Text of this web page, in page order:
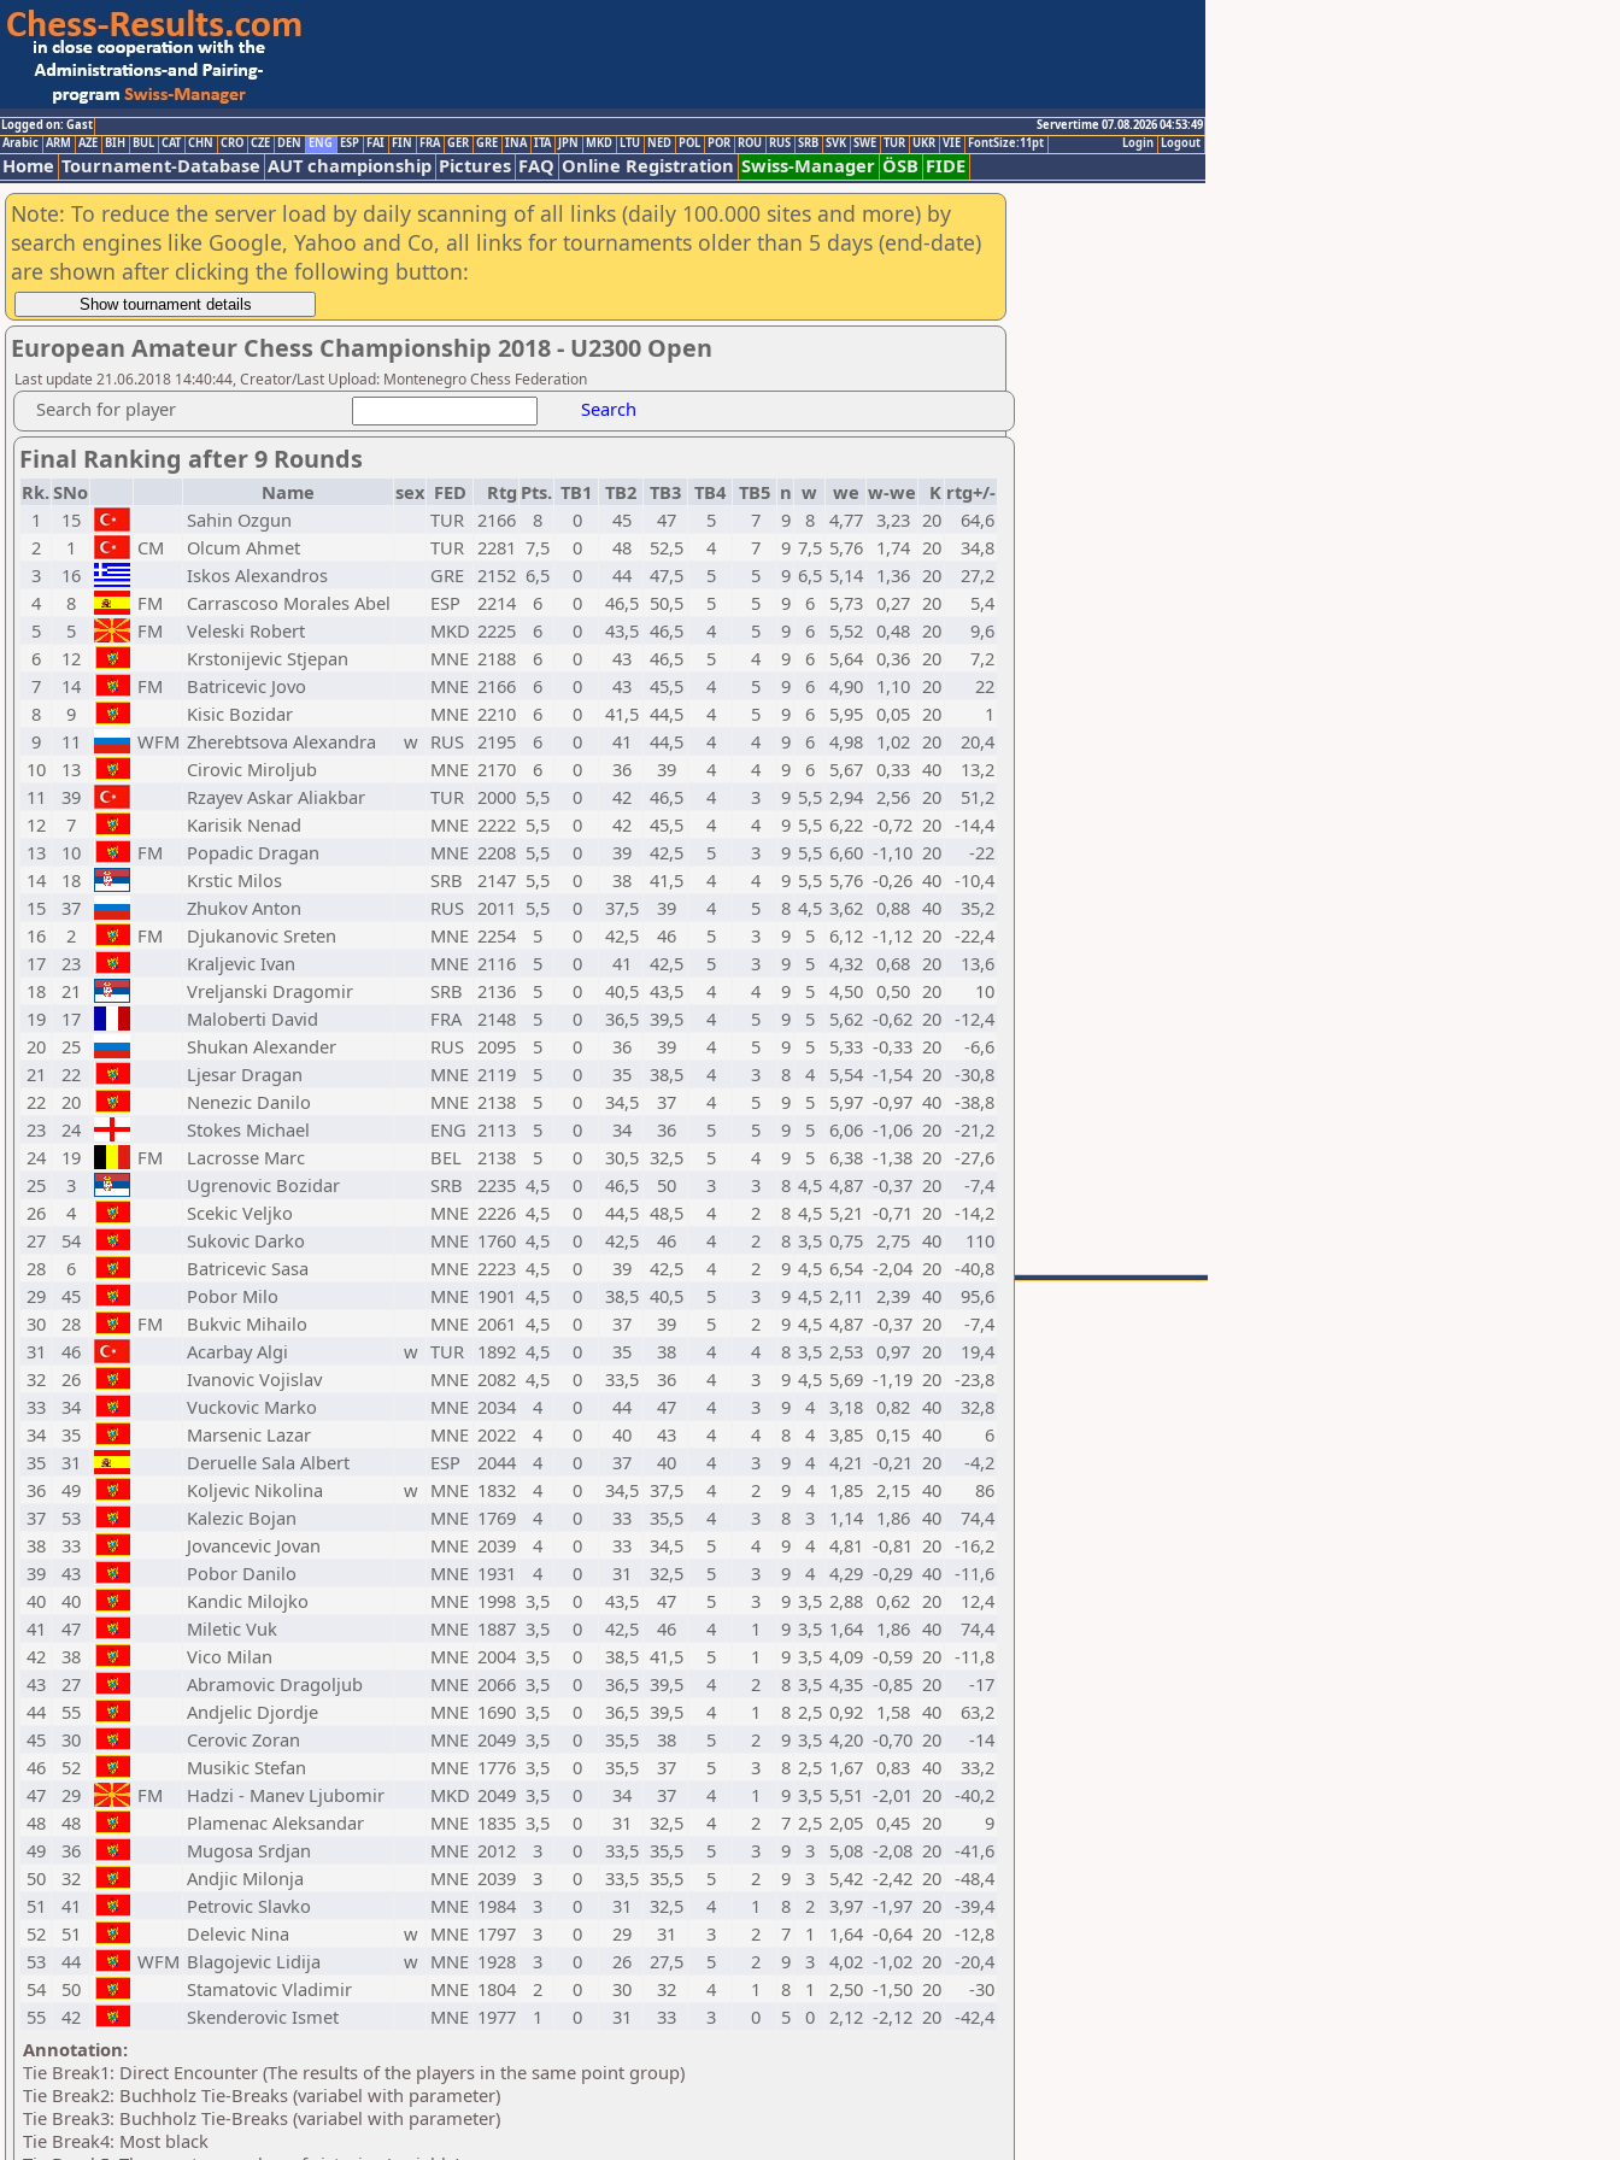
Logged on: Gast
Servertime 07.08.2026 04:53:49
Logout
Login
Arabic ARM AZE BIH BUL CAT CHN CRO CZE DEN ENG ESP FAI FIN FRA GER GRE INA ITA JPN MKD LTU NED POL POR ROU RUS SRB SVK SWE TUR UKR VIE FontSize:11pt
Home Tournament-Database AUT championship Pictures FAQ Online Registration Swiss-Manager ÖSB FIDE
Note: To reduce the server load by daily scanning of all links (daily 100.000 sites and more) by
search engines like Google, Yahoo and Co, all links for tournaments older than 5 days (end-date)
are shown after clicking the following button:
European Amateur Chess Championship 2018 - U2300 Open
Last update 21.06.2018 14:40:44, Creator/Last Upload: Montenegro Chess Federation
Search for player Search
Final Ranking after 9 Rounds
Rk.SNo Name sex FED Rtg Pts. TB1 TB2 TB3 TB4 TB5 n w we w-we K rtg+/-
1
15 Sahin Ozgun TUR 2166 8 0 45 47 5 7 9 8 4,77 3,23 20
64,6
2
1 CM Olcum Ahmet TUR 2281 7,5 0 48 52,5 4 7 9 7,5 5,76 1,74 20
34,8
3
16 Iskos Alexandros GRE 2152 6,5 0 44 47,5 5 5 9 6,5 5,14 1,36 20
27,2
4
8 FM Carrascoso Morales Abel ESP 2214 6 0 46,5 50,5 5 5 9 6 5,73 0,27 20
5,4
5
5 FM Veleski Robert MKD 2225 6 0 43,5 46,5 4 5 9 6 5,52 0,48 20
9,6
6
12 Krstonijevic Stjepan MNE 2188 6 0 43 46,5 5 4 9 6 5,64 0,36 20
7,2
7
14 FM Batricevic Jovo MNE 2166 6 0 43 45,5 4 5 9 6 4,90 1,10 20
22
8
9 Kisic Bozidar MNE 2210 6 0 41,5 44,5 4 5 9 6 5,95 0,05 20
1
9
11 WFM Zherebtsova Alexandra w RUS 2195 6 0 41 44,5 4 4 9 6 4,98 1,02 20
20,4
10
13 Cirovic Miroljub MNE 2170 6 0 36 39 4 4 9 6 5,67 0,33 40
13,2
11
39 Rzayev Askar Aliakbar TUR 2000 5,5 0 42 46,5 4 3 9 5,5 2,94 2,56 20
51,2
12
7 Karisik Nenad MNE 2222 5,5 0 42 45,5 4 4 9 5,5 6,22 -0,72 20 -14,4
13
10 FM Popadic Dragan MNE 2208 5,5 0 39 42,5 5 3 9 5,5 6,60 -1,10 20
-22
14
18 Krstic Milos SRB 2147 5,5 0 38 41,5 4 4 9 5,5 5,76 -0,26 40 -10,4
15
37 Zhukov Anton RUS 2011 5,5 0 37,5 39 4 5 8 4,5 3,62 0,88 40
35,2
16
2 FM Djukanovic Sreten MNE 2254 5 0 42,5 46 5 3 9 5 6,12 -1,12 20 -22,4
17
23 Kraljevic Ivan MNE 2116 5 0 41 42,5 5 3 9 5 4,32 0,68 20
13,6
18
21 Vreljanski Dragomir SRB 2136 5 0 40,5 43,5 4 4 9 5 4,50 0,50 20
10
19
17 Maloberti David FRA 2148 5 0 36,5 39,5 4 5 9 5 5,62 -0,62 20 -12,4
20
25 Shukan Alexander RUS 2095 5 0 36 39 4 5 9 5 5,33 -0,33 20
-6,6
21
22 Ljesar Dragan MNE 2119 5 0 35 38,5 4 3 8 4 5,54 -1,54 20 -30,8
22
20 Nenezic Danilo MNE 2138 5 0 34,5 37 4 5 9 5 5,97 -0,97 40 -38,8
23
24 Stokes Michael ENG 2113 5 0 34 36 5 5 9 5 6,06 -1,06 20 -21,2
24
19 FM Lacrosse Marc BEL 2138 5 0 30,5 32,5 5 4 9 5 6,38 -1,38 20 -27,6
25
3 Ugrenovic Bozidar SRB 2235 4,5 0 46,5 50 3 3 8 4,5 4,87 -0,37 20
-7,4
26
4 Scekic Veljko MNE 2226 4,5 0 44,5 48,5 4 2 8 4,5 5,21 -0,71 20 -14,2
27
54 Sukovic Darko MNE 1760 4,5 0 42,5 46 4 2 8 3,5 0,75 2,75 40
110
28
6 Batricevic Sasa MNE 2223 4,5 0 39 42,5 4 2 9 4,5 6,54 -2,04 20 -40,8
29
45 Pobor Milo MNE 1901 4,5 0 38,5 40,5 5 3 9 4,5 2,11 2,39 40
95,6
30
28 FM Bukvic Mihailo MNE 2061 4,5 0 37 39 5 2 9 4,5 4,87 -0,37 20
-7,4
31
46 Acarbay Algi w TUR 1892 4,5 0 35 38 4 4 8 3,5 2,53 0,97 20
19,4
32
26 Ivanovic Vojislav MNE 2082 4,5 0 33,5 36 4 3 9 4,5 5,69 -1,19 20 -23,8
33
34 Vuckovic Marko MNE 2034 4 0 44 47 4 3 9 4 3,18 0,82 40
32,8
34
35 Marsenic Lazar MNE 2022 4 0 40 43 4 4 8 4 3,85 0,15 40
6
35
31 Deruelle Sala Albert ESP 2044 4 0 37 40 4 3 9 4 4,21 -0,21 20
-4,2
36
49 Koljevic Nikolina w MNE 1832 4 0 34,5 37,5 4 2 9 4 1,85 2,15 40
86
37
53 Kalezic Bojan MNE 1769 4 0 33 35,5 4 3 8 3 1,14 1,86 40
74,4
38
33 Jovancevic Jovan MNE 2039 4 0 33 34,5 5 4 9 4 4,81 -0,81 20 -16,2
39
43 Pobor Danilo MNE 1931 4 0 31 32,5 5 3 9 4 4,29 -0,29 40 -11,6
40
40 Kandic Milojko MNE 1998 3,5 0 43,5 47 5 3 9 3,5 2,88 0,62 20
12,4
41
47 Miletic Vuk MNE 1887 3,5 0 42,5 46 4 1 9 3,5 1,64 1,86 40
74,4
42
38 Vico Milan MNE 2004 3,5 0 38,5 41,5 5 1 9 3,5 4,09 -0,59 20 -11,8
43
27 Abramovic Dragoljub MNE 2066 3,5 0 36,5 39,5 4 2 8 3,5 4,35 -0,85 20
-17
44
55 Andjelic Djordje MNE 1690 3,5 0 36,5 39,5 4 1 8 2,5 0,92 1,58 40
63,2
45
30 Cerovic Zoran MNE 2049 3,5 0 35,5 38 5 2 9 3,5 4,20 -0,70 20
-14
46
52 Musikic Stefan MNE 1776 3,5 0 35,5 37 5 3 8 2,5 1,67 0,83 40
33,2
47
29 FM Hadzi - Manev Ljubomir MKD 2049 3,5 0 34 37 4 1 9 3,5 5,51 -2,01 20 -40,2
48
48 Plamenac Aleksandar MNE 1835 3,5 0 31 32,5 4 2 7 2,5 2,05 0,45 20
9
49
36 Mugosa Srdjan MNE 2012 3 0 33,5 35,5 5 3 9 3 5,08 -2,08 20 -41,6
50
32 Andjic Milonja MNE 2039 3 0 33,5 35,5 5 2 9 3 5,42 -2,42 20 -48,4
51
41 Petrovic Slavko MNE 1984 3 0 31 32,5 4 1 8 2 3,97 -1,97 20 -39,4
52
51 Delevic Nina w MNE 1797 3 0 29 31 3 2 7 1 1,64 -0,64 20 -12,8
53
44 WFM Blagojevic Lidija w MNE 1928 3 0 26 27,5 5 2 9 3 4,02 -1,02 20 -20,4
54
50 Stamatovic Vladimir MNE 1804 2 0 30 32 4 1 8 1 2,50 -1,50 20
-30
55
42 Skenderovic Ismet MNE 1977 1 0 31 33 3 0 5 0 2,12 -2,12 20 -42,4
Annotation:
Tie Break1: Direct Encounter (The results of the players in the same point group)
Tie Break2: Buchholz Tie-Breaks (variabel with parameter)
Tie Break3: Buchholz Tie-Breaks (variabel with parameter)
Tie Break4: Most black